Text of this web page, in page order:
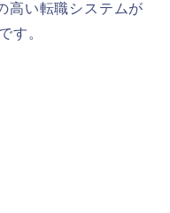
高い転職システムが
す。